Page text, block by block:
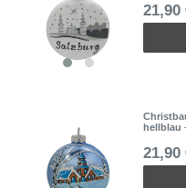
21,90
hellblau
21,90